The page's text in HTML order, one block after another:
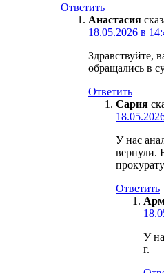
Ответить
Анастасия
18.05.2026 в
Здравствуйте,
обращались в
Ответить
Сария
У нас
вернули.
Ответить
У
г.